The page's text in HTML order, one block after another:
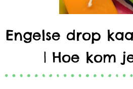
Engelse drop
| Hoe kom